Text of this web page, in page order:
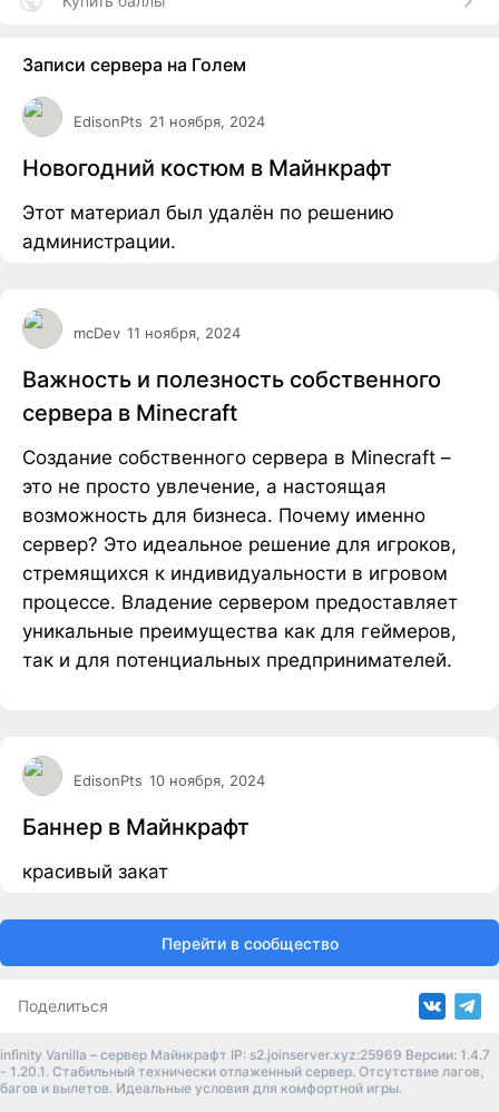
Записи сервера на Голем
EdisonPts 21 ноября, 2024
Новогодний костюм в Майнкрафт
Этот материал был удалён по решению
администрации.
mcDev 11 ноября, 2024
Важность и полезность собственного
сервера в Minecraft
Создание собственного сервера в Minecraft –
это не просто увлечение, а настоящая
возможность для бизнеса. Почему именно
сервер? Это идеальное решение для игроков,
стремящихся к индивидуальности в игровом
процессе. Владение сервером предоставляет
уникальные преимущества как для геймеров,
так и для потенциальных предпринимателей.
EdisonPts 10 ноября, 2024
Баннер в Майнкрафт
красивый закат
Перейти в сообщество
Поделиться
infinity Vanilla – сервер Майнкрафт IP: s2.joinserver.xyz:25969 Версии: 1.4.7
- 1.20.1. Стабильный технически отлаженный сервер. Отсутствие лагов,
багов и вылетов. Идеальные условия для комфортной игры.